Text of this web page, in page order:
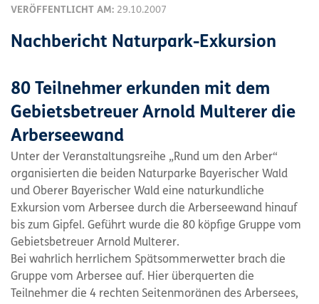
VERÖFFENTLICHT AM: 29.10.2007
Nachbericht Naturpark-Exkursion
80 Teilnehmer erkunden mit dem
Gebietsbetreuer Arnold Multerer die
Arberseewand
Unter der Veranstaltungsreihe „Rund um den Arber“
organisierten die beiden Naturparke Bayerischer Wald
und Oberer Bayerischer Wald eine naturkundliche
Exkursion vom Arbersee durch die Arberseewand hinauf
bis zum Gipfel. Geführt wurde die 80 köpfige Gruppe vom
Gebietsbetreuer Arnold Multerer.
Bei wahrlich herrlichem Spätsommerwetter brach die
Gruppe vom Arbersee auf. Hier überquerten die
Teilnehmer die 4 rechten Seitenmoränen des Arbersees,